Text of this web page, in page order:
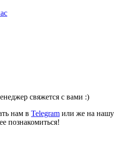
свяжется с вами :)
нам в Telegram или же на нашу
познакомиться!